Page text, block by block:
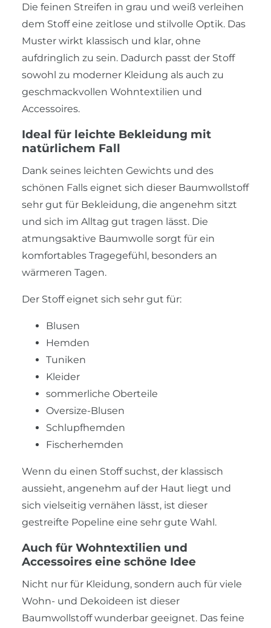
Die feinen Streifen in grau und weiß verleihen
dem Stoff eine zeitlose und stilvolle Optik. Das
Muster wirkt klassisch und klar, ohne
aufdringlich zu sein. Dadurch passt der Stoff
sowohl zu moderner Kleidung als auch zu
geschmackvollen Wohntextilien und
Accessoires.
Ideal für leichte Bekleidung mit
natürlichem Fall
Dank seines leichten Gewichts und des
schönen Falls eignet sich dieser Baumwollstoff
sehr gut für Bekleidung, die angenehm sitzt
und sich im Alltag gut tragen lässt. Die
atmungsaktive Baumwolle sorgt für ein
komfortables Tragegefühl, besonders an
wärmeren Tagen.
Der Stoff eignet sich sehr gut für:
Blusen
Hemden
Tuniken
Kleider
sommerliche Oberteile
Oversize-Blusen
Schlupfhemden
Fischerhemden
Wenn du einen Stoff suchst, der klassisch
aussieht, angenehm auf der Haut liegt und
sich vielseitig vernähen lässt, ist dieser
gestreifte Popeline eine sehr gute Wahl.
Auch für Wohntextilien und
Accessoires eine schöne Idee
Nicht nur für Kleidung, sondern auch für viele
Wohn- und Dekoideen ist dieser
Baumwollstoff wunderbar geeignet. Das feine